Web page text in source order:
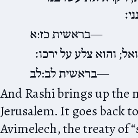
בראשית כז:א
והוא צלע על ירכו׃
בראשית לב:לב
And Rashi brings up
Jerusalem. It goes back
Avimelech, the treaty of